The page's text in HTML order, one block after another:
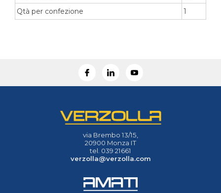
Qtà per confezione
1
via Brembo 13/15,
20900 Monza IT
tel. 039 21661
verzolla@verzolla.com